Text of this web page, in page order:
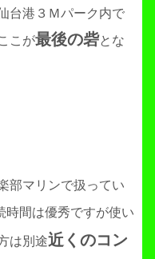
台港３Ｍパーク内で
こが最後の砦とな
部マリンで扱ってい
時間は優秀ですが使い
は別途近くのコン